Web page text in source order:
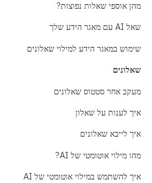
מהן אוספי שאלות נפוצות?
שאל AI עם מאגר הידע שלך
שימוש במאגר הידע למילוי שאלונים
שאלונים
מעקב אחר סטטוס שאלונים
איך לענות על שאלון
איך לייבא שאלונים
מהו מילוי אוטומטי של AI?
איך להשתמש במילוי אוטומטי של AI